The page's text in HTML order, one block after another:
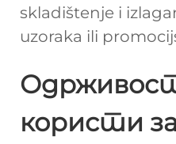
skladištenje i
uzoraka ili
користи